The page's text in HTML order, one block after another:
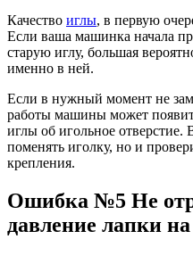
Качество иглы, в первую
Если ваша машинка начала
старую иглу, большая
именно в ней.
Если в нужный момент не
работы машины может
иглы об игольное отверстие.
поменять иголку, но и
крепления.
Ошибка №5 Не
давление лапки